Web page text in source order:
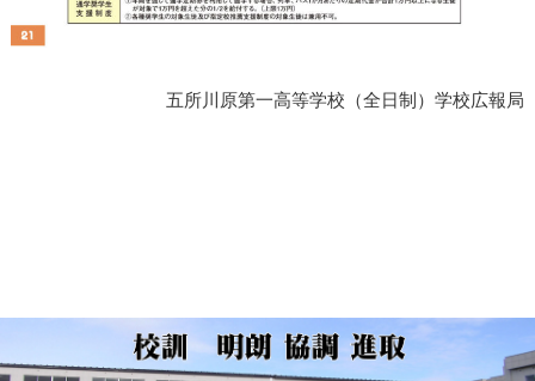
五所川原第一高等学校（全日制）学校広報局